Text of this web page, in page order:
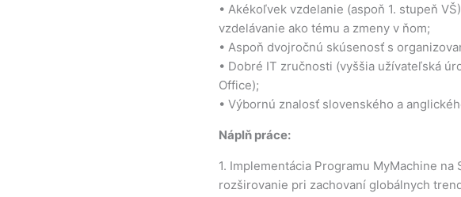
• Akékoľvek vzdelanie (aspoň 1. stupeň
vzdelávanie ako tému a zmeny v ňom;
• Aspoň dvojročnú skúsenosť s
• Dobré IT zručnosti (vyššia užívateľská
Office);
• Výbornú znalosť slovenského a
Náplň práce:
1. Implementácia Programu MyMachine
rozširovanie pri zachovaní globálnych